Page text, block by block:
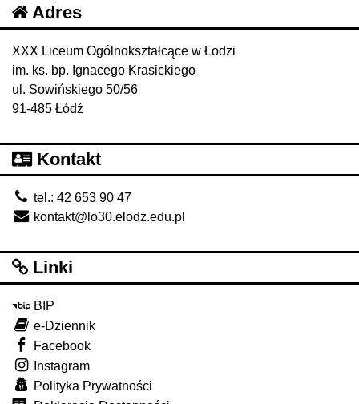
Adres
XXX Liceum Ogólnokształcące w Łodzi
im. ks. bp. Ignacego Krasickiego
ul. Sowińskiego 50/56
91-485 Łódź
Kontakt
tel.: 42 653 90 47
kontakt@lo30.elodz.edu.pl
Linki
BIP
e-Dziennik
Facebook
Instagram
Polityka Prywatności